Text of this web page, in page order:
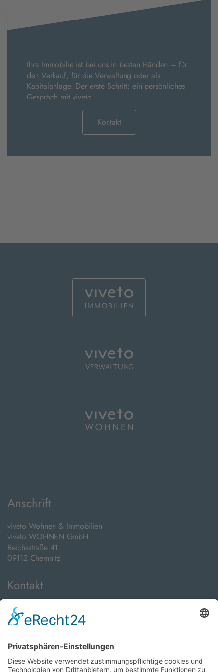
Ihre Immobilie ist bei uns in besten Händen – für
den Verkauf, für die Verwaltung oder als
Kapitalanlage. Der erste Schritt: ein persönliches
Gespräch mit viveto.
Kontakt
Anschrift
viveto Wohnen & Immobilien
viveto WOHNEN GmbH
Reichsstraße 41
09112 Chemnitz
Kontakt
Telefon:
+49 371 24089000
info@viveto-immobilien.de